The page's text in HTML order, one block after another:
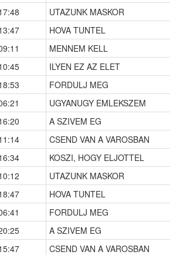
UTAZUNK MASKOR
HOVA TUNTEL
MENNEM KELL
ILYEN EZ AZ ELET
FORDULJ MEG
UGYANUGY EMLEKSZEM
A SZIVEM EG
CSEND VAN A VAROSBAN
KOSZI, HOGY ELJOTTEL
UTAZUNK MASKOR
HOVA TUNTEL
FORDULJ MEG
A SZIVEM EG
CSEND VAN A VAROSBAN